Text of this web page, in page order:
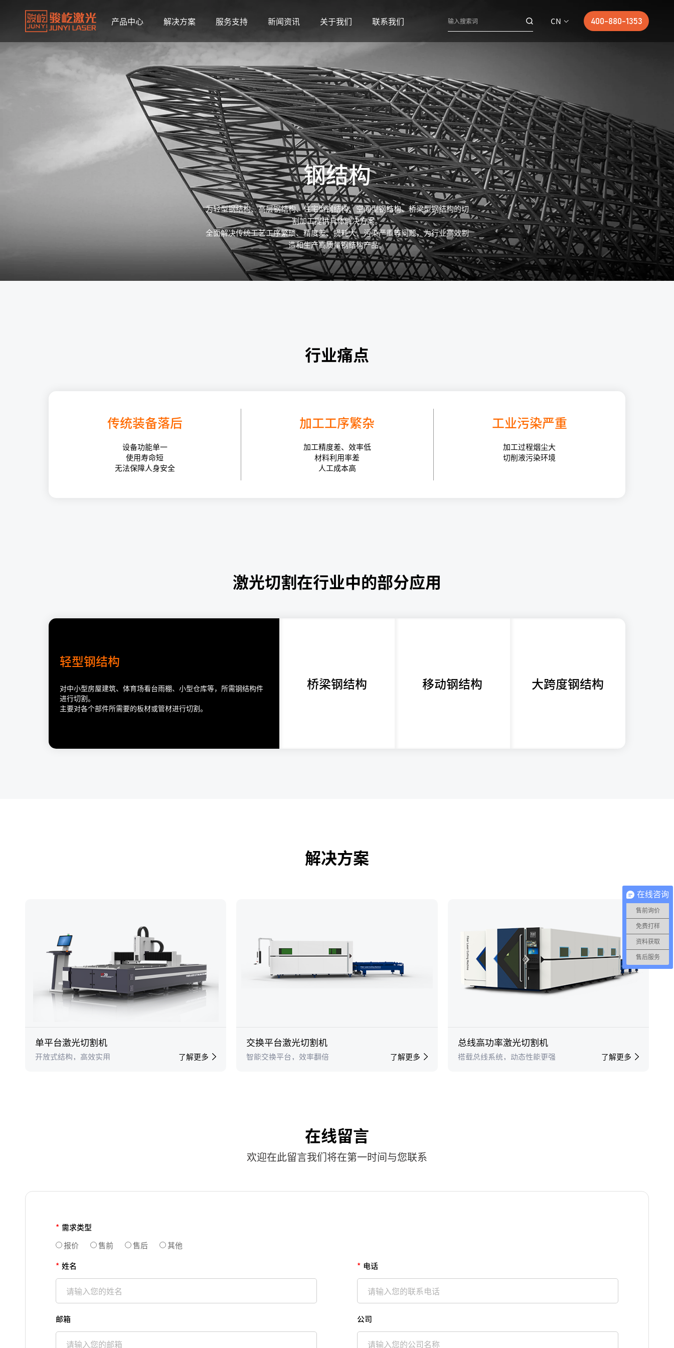
产品中心 解决方案 服务支持 新闻资讯 关于我们 联系我们 CN 400-880-1353
钢结构
为轻型钢结构、高层钢结构、住宅型钢结构、空间型钢结构、桥梁型钢结构的切
割加工提供具体解决方案。
全面解决传统工艺工序繁琐、精度差、损耗大、污染严重等问题，为行业高效制
造和生产高质量钢结构产品。
行业痛点
传统装备落后
设备功能单一
使用寿命短
无法保障人身安全
加工工序繁杂
加工精度差、效率低
材料利用率差
人工成本高
工业污染严重
加工过程烟尘大
切削液污染环境
激光切割在行业中的部分应用
轻型钢结构
对中小型房屋建筑、体育场看台雨棚、小型仓库等，所需钢结构件
进行切割。
主要对各个部件所需要的板材或管材进行切割。
桥梁钢结构 移动钢结构 大跨度钢结构
解决方案
单平台激光切割机
开放式结构，高效实用 了解更多
交换平台激光切割机
智能交换平台，效率翻倍 了解更多
总线高功率激光切割机
搭载总线系统，动态性能更强 了解更多
在线留言
欢迎在此留言我们将在第一时间与您联系
* 需求类型
报价
售前 售后
其他
* 姓名 * 电话
邮箱 公司
在线咨询
售前询价
免费打样
资料获取
售后服务